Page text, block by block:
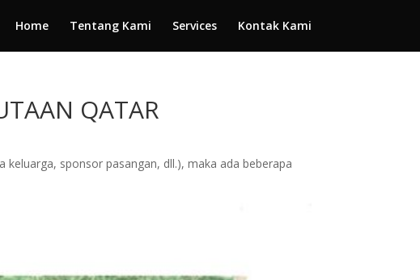
Home Tentang Kami Services Kontak Kami
QATAR
sponsor pasangan, dll.), maka ada beberapa